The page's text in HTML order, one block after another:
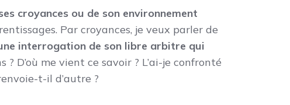
croyances ou de son environnement
Par croyances, je veux parler de
interrogation de son libre arbitre qui
? D’où me vient ce savoir ? L’ai-je confronté
t-il d’autre ?